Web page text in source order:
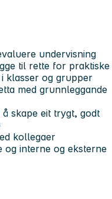
undervisning
til rette for praktiske
klasser og grupper
med grunnleggande
skape eit trygt, godt
kollegaer
og interne og eksterne